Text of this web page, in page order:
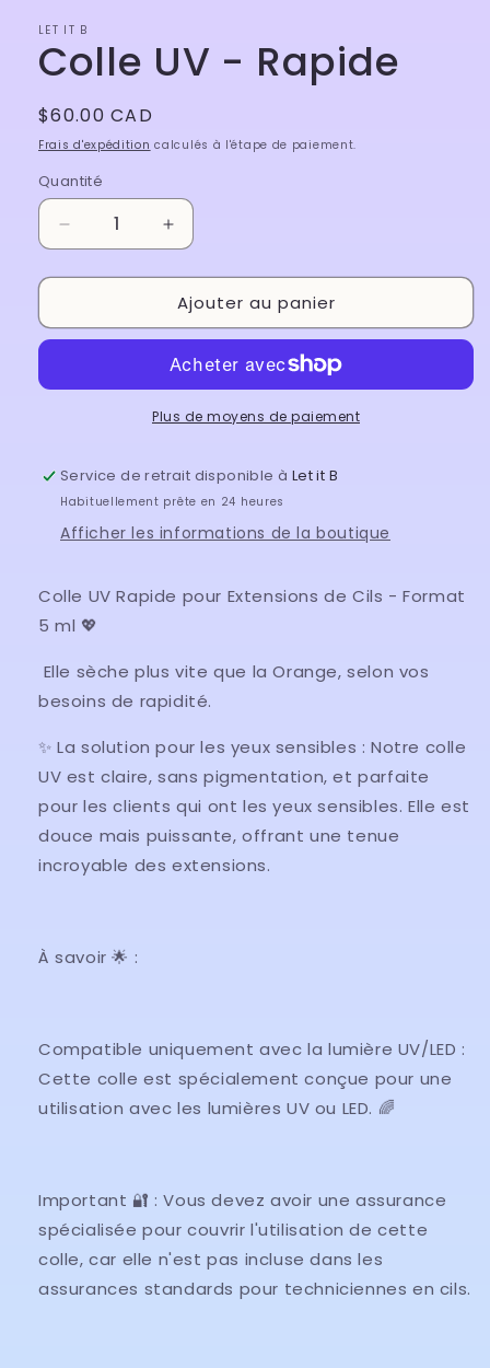
une
fenêtre
modale
LET IT B
Colle UV - Rapide
Prix
habituel
$60.00 CAD
Frais d'expédition calculés à l'étape de paiement.
Quantité
Réduire
la
quantité
Colle
Rapide
Augmenter
la
quantité
de
Colle
-
Rapide
Ajouter au panier
Plus de moyens de paiement
Service de retrait disponible à Let it B
Habituellement prête en 24 heures
Afficher les informations de la boutique
Colle UV Rapide pour Extensions de Cils - Format
5 ml 💖
Elle sèche plus vite que la Orange, selon vos
besoins de rapidité.
✨ La solution pour les yeux sensibles : Notre colle
UV est claire, sans pigmentation, et parfaite
pour les clients qui ont les yeux sensibles. Elle est
douce mais puissante, offrant une tenue
incroyable des extensions.
À savoir 🌟 :
Compatible uniquement avec la lumière UV/LED :
Cette colle est spécialement conçue pour une
utilisation avec les lumières UV ou LED. 🌈
Important 🔐 : Vous devez avoir une assurance
spécialisée pour couvrir l'utilisation de cette
colle, car elle n'est pas incluse dans les
assurances standards pour techniciennes en cils.